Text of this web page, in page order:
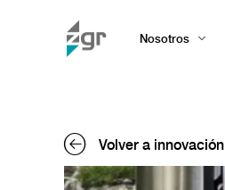
Nosotros
Volver a innovación